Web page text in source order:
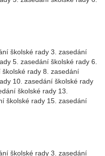
školské rady 3. zasedání
5. zasedání školské rady 6.
rady 8. zasedání
10. zasedání školské rady
školské rady 13.
školské rady 15. zasedání
školské rady 3. zasedání